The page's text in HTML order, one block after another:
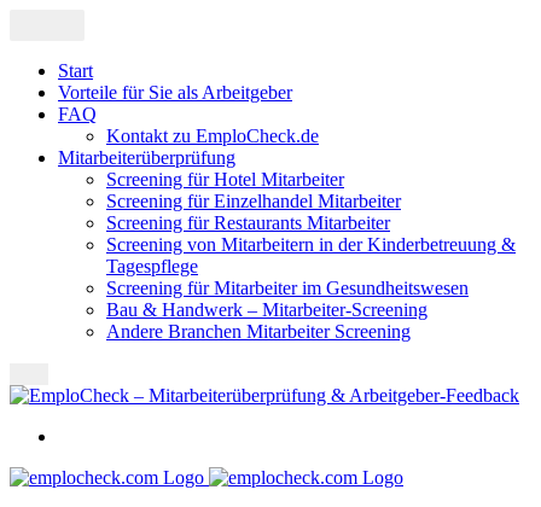
Start
Vorteile für Sie als Arbeitgeber
FAQ
Kontakt zu EmploCheck.de
Mitarbeiterüberprüfung
Screening für Hotel Mitarbeiter
Screening für Einzelhandel Mitarbeiter
Screening für Restaurants Mitarbeiter
Screening von Mitarbeitern in der Kinderbetreuung &
Tagespflege
Screening für Mitarbeiter im Gesundheitswesen
Bau & Handwerk – Mitarbeiter-Screening
Andere Branchen Mitarbeiter Screening